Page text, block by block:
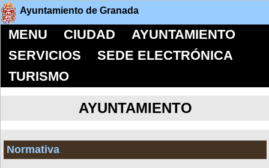
Ayuntamiento de Granada
MENU CIUDAD
AYUNTAMIENTO
SERVICIOS
SEDE ELECTRÓNICA
TURISMO
AYUNTAMIENTO
Normativa